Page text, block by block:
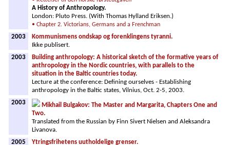
A History of Anthropology.
London: Pluto Press. (With Thomas Hylland Eriksen.)
• Chapter 2. Victorians, Germans and a Frenchman
2003
Kommunismens ondskap og forenklingens tyranni.
Ikke publisert.
2003
Building anthropology: A historical sketch of the formative years of
anthropology in the Nordic countries, with parallels to the
situation in the Baltic countries today.
Lecture at the conference: Defining ourselves - Establishing
anthropology in the Baltic states, Vilnius, Oct. 2-5, 2003.
2003
Mikhail Bulgakov: The Master and Margarita, Chapters One and
Two.
Translated from the Russian by Finn Sivert Nielsen and Aleksandra
Livanova.
2005
Ytringsfrihetens uutholdelige grenser.